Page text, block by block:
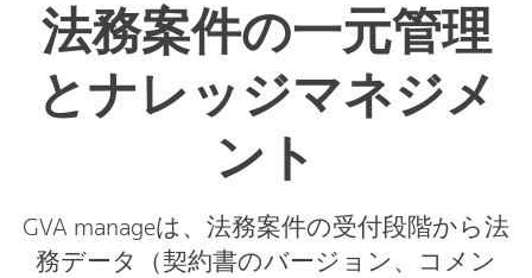
法務案件の一元管理
とナレッジマネジメ
ント
GVA manageは、法務案件の受付段階から法
務データ（契約書のバージョン、コメン